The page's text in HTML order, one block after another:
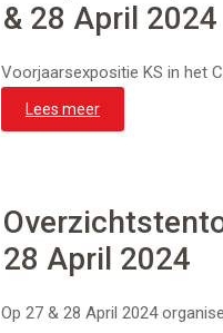
& 28 April 2024
Voorjaarsexpositie KS in het
Lees meer
28 April 2024
Op 27 & 28 April 2024